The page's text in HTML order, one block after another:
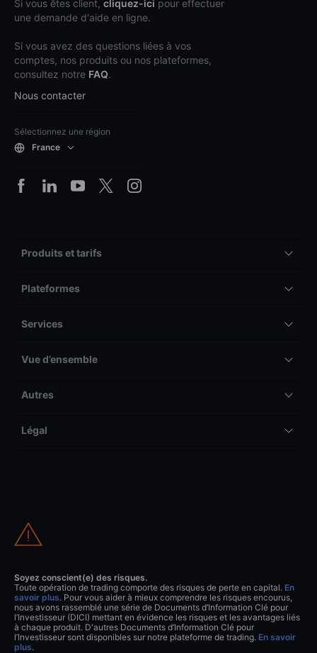
Si vous êtes client, cliquez-ici pour effectuer
une demande d'aide en ligne.
Si vous avez des questions liées à vos
comptes, nos produits ou nos plateformes,
consultez notre FAQ.
Nous contacter
Sélectionnez une région
France
Produits et tarifs
Plateformes
Services
Vue d’ensemble
Autres
Légal
Soyez conscient(e) des risques.
Toute opération de trading comporte des risques de perte en capital. En
savoir plus. Pour vous aider à mieux comprendre les risques encourus,
nous avons rassemblé une série de Documents d’Information Clé pour
l’Investisseur (DICI) mettant en évidence les risques et les avantages liés
à chaque produit. D'autres Documents d’Information Clé pour
l’Investisseur sont disponibles sur notre plateforme de trading. En savoir
plus.